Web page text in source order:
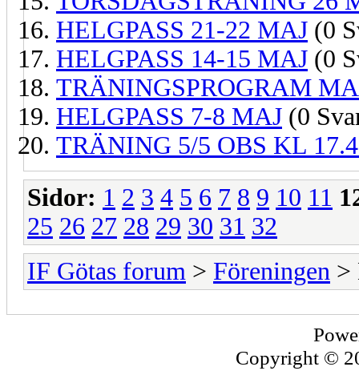
HELGPASS 21-22 MAJ (0
HELGPASS 14-15 MAJ (0
TRÄNINGSPROGRAM
HELGPASS 7-8 MAJ (0
TRÄNING 5/5 OBS KL
Sidor: 1 2 3 4 5 6 7 8 9 10 11
25 26 27 28 29 30 31 32
IF Götas forum > Föreningen >
Copyright ©